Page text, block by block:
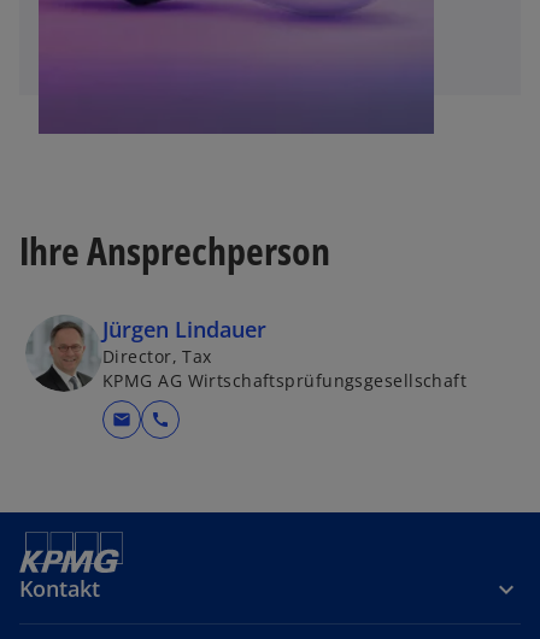
Ihre Ansprechperson
Jürgen Lindauer
Director, Tax
KPMG AG Wirtschaftsprüfungsgesellschaft
mail call
Kontakt